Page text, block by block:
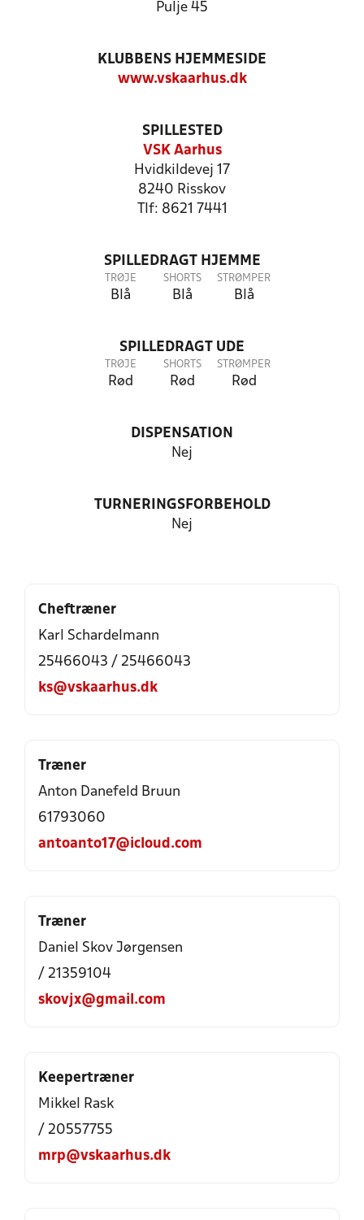
Pulje 45
KLUBBENS HJEMMESIDE
www.vskaarhus.dk
SPILLESTED
VSK Aarhus
Hvidkildevej 17
8240 Risskov
Tlf: 8621 7441
SPILLEDRAGT HJEMME
TRØJE
Blå
SHORTS
Blå
STRØMPER
Blå
SPILLEDRAGT UDE
TRØJE
Rød
SHORTS
Rød
STRØMPER
Rød
DISPENSATION
Nej
TURNERINGSFORBEHOLD
Nej
Cheftræner
Karl Schardelmann
25466043 / 25466043
ks@vskaarhus.dk
Træner
Anton Danefeld Bruun
61793060
antoanto17@icloud.com
Træner
Daniel Skov Jørgensen
/ 21359104
skovjx@gmail.com
Keepertræner
Mikkel Rask
/ 20557755
mrp@vskaarhus.dk